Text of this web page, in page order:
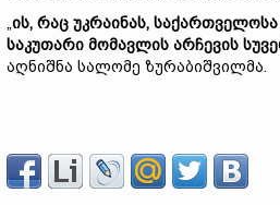
„ის, რაც უკრაინას,
საკუთარი მომავლის არჩევის
აღნიშნა სალომე ზურაბიშვილმა.